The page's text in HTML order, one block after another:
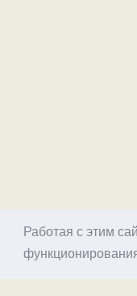
Работая с этим
©